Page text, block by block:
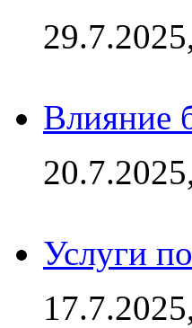
Влияние
Услуги